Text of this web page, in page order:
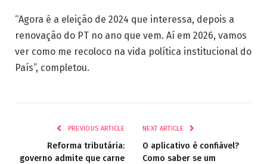
“Agora é a eleição de 2024 que interessa, depois a
renovação do PT no ano que vem. Aí em 2026, vamos
ver como me recoloco na vida política institucional do
País”, completou.
PREVIOUS ARTICLE
Reforma tributária:
governo admite que carne
NEXT ARTICLE
O aplicativo é confiável?
Como saber se um